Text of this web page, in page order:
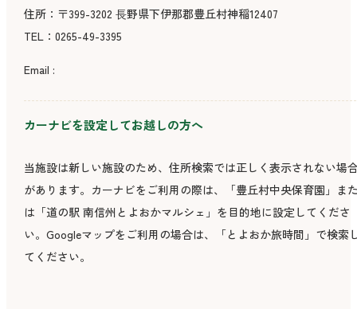
住所：〒399-3202 ⻑野県下伊那郡豊丘村神稲12407
TEL：0265-49-3395
Email :
カーナビを設定してお越しの方へ
当施設は新しい施設のため、住所検索では正しく表示されない場
があります。カーナビをご利用の際は、「豊丘村中央保育園」ま
は「道の駅 南信州とよおかマルシェ」を目的地に設定してくださ
い。Googleマップをご利用の場合は、「とよおか旅時間」で検索
てください。